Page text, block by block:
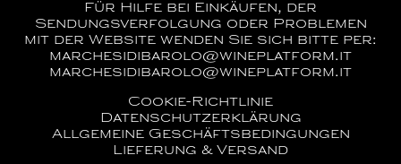
Für Hilfe bei Einkäufen, der
Sendungsverfolgung oder Problemen
mit der Website wenden Sie sich bitte per:
marchesidibarolo@wineplatform.it
marchesidibarolo@wineplatform.it
Cookie-Richtlinie
Datenschutzerklärung
Allgemeine Geschäftsbedingungen
Lieferung & Versand